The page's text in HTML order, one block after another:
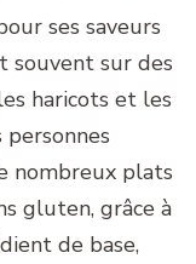
ses saveurs
souvent sur des
haricots et les
nombreux plats
gluten, grâce à
de base,